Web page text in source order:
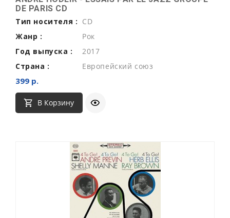
DE PARIS CD
Тип носителя : CD
Жанр :
Рок
Год выпуска :
2017
Страна :
Европейский союз
399 р.
В Корзину